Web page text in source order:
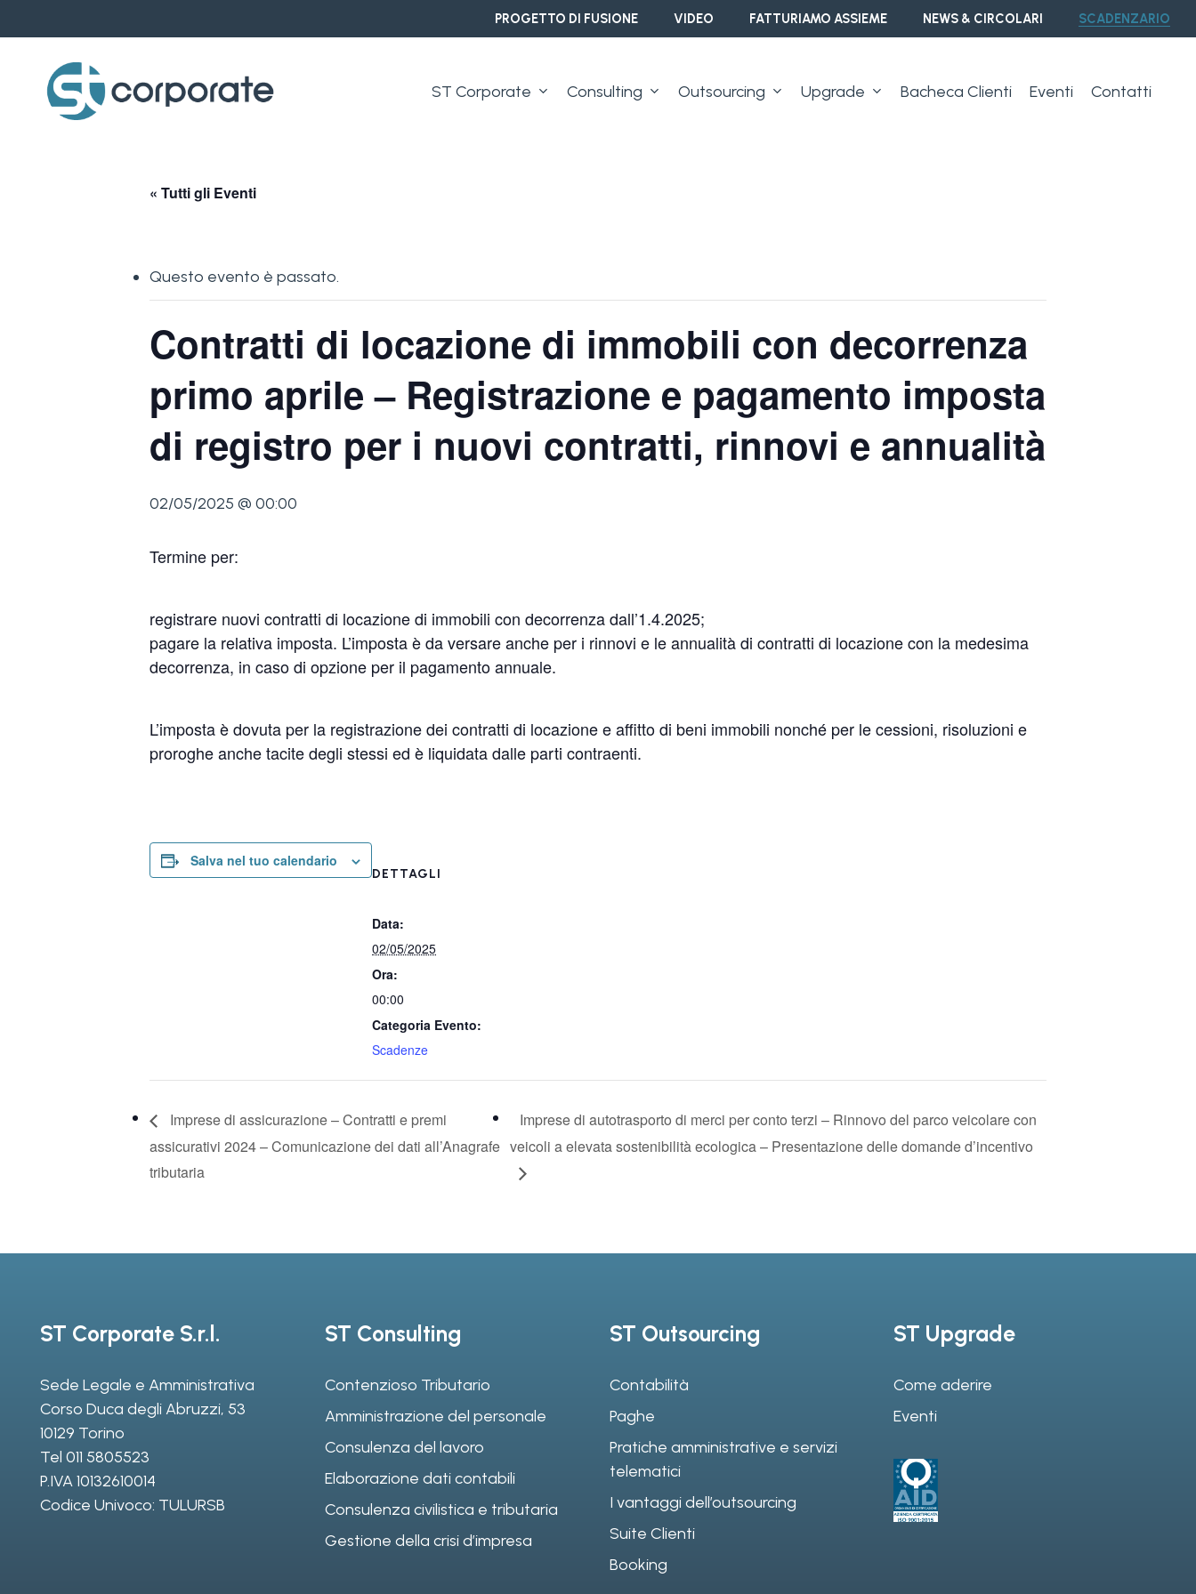
to
content
PROGETTO DI FUSIONE VIDEO FATTURIAMO ASSIEME NEWS & CIRCOLARI SCADENZARIO
ST Corporate Consulting Outsourcing Upgrade Bacheca Clienti Eventi Contatti
« Tutti gli Eventi
Questo evento è passato.
Contratti di locazione di immobili con decorrenza
primo aprile – Registrazione e pagamento imposta
di registro per i nuovi contratti, rinnovi e annualità
02/05/2025 @ 00:00
Termine per:
registrare nuovi contratti di locazione di immobili con decorrenza dall’1.4.2025;
pagare la relativa imposta. L’imposta è da versare anche per i rinnovi e le annualità di contratti di locazione con la medesima
decorrenza, in caso di opzione per il pagamento annuale.
L’imposta è dovuta per la registrazione dei contratti di locazione e affitto di beni immobili nonché per le cessioni, risoluzioni e
proroghe anche tacite degli stessi ed è liquidata dalle parti contraenti.
Salva nel tuo calendario
DETTAGLI
Data:
02/05/2025
Ora:
00:00
Categoria Evento:
Scadenze
Imprese di assicurazione – Contratti e premi
assicurativi 2024 – Comunicazione dei dati all’Anagrafe
tributaria
Imprese di autotrasporto di merci per conto terzi – Rinnovo del parco veicolare con
veicoli a elevata sostenibilità ecologica – Presentazione delle domande d’incentivo
ST Corporate S.r.l.
Sede Legale e Amministrativa
Corso Duca degli Abruzzi, 53
10129 Torino
Tel 011 5805523
P.IVA 10132610014
Codice Univoco: TULURSB
ST Consulting
Contenzioso Tributario
Amministrazione del personale
Consulenza del lavoro
Elaborazione dati contabili
Consulenza civilistica e tributaria
Gestione della crisi d’impresa
ST Outsourcing
Contabilità
Paghe
Pratiche amministrative e servizi
telematici
I vantaggi dell’outsourcing
Suite Clienti
Booking
ST Upgrade
Come aderire
Eventi